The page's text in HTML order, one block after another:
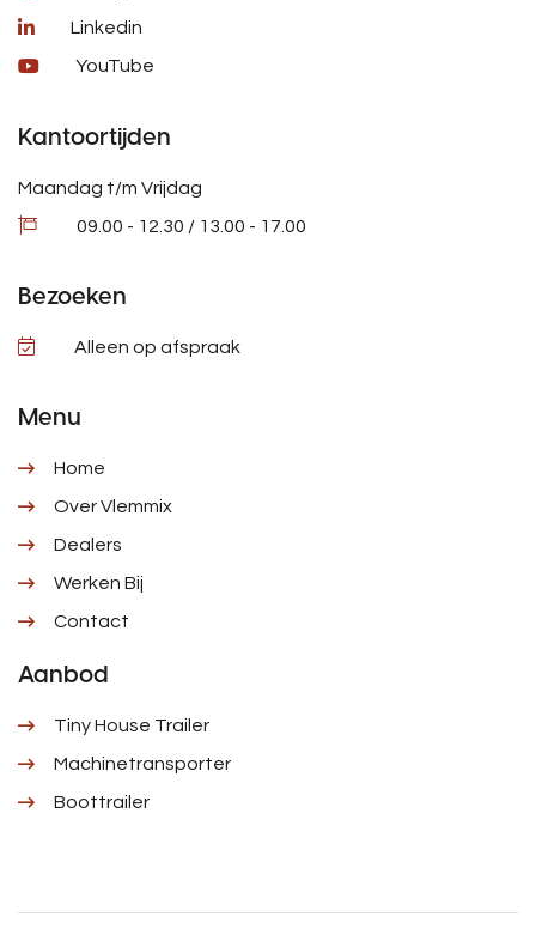
Linkedin
YouTube
Kantoortijden
Maandag t/m Vrijdag
09.00 - 12.30 / 13.00 - 17.00
Bezoeken
Alleen op afspraak
Menu
Home
Over Vlemmix
Dealers
Werken Bij
Contact
Aanbod
Tiny House Trailer
Machinetransporter
Boottrailer